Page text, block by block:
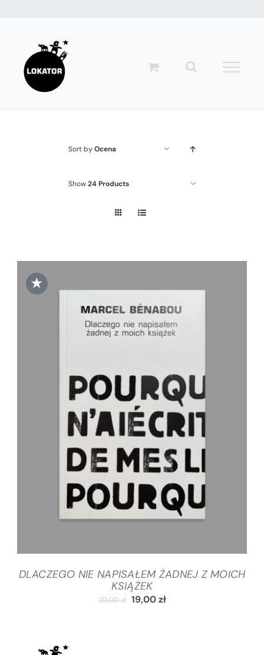
zawartości
Sort byOcena
Show24 Products
★
DODAJ DO KOSZYKA SZCZEGÓŁY
DLACZEGO NIE NAPISAŁEM ŻADNEJ Z MOICH
KSIĄŻEK
29,00zł 19,00zł